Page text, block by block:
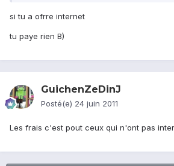
si tu a ofrre internet
tu paye rien B)
GuichenZeDinJ
Posté(e) 24 juin 2011
Les frais c'est pout ceux qui n'ont pas